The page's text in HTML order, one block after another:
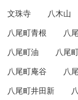
文珠寺
八木山
八尾町青根
八
八尾町油
八尾
八尾町庵谷
八
八尾町井田新